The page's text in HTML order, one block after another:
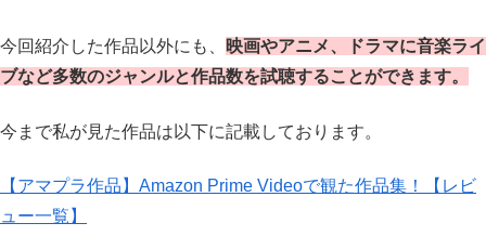
今回紹介した作品以外にも、
映画やアニメ、ドラマに音楽ライ
ブなど多数のジャンルと作品数を試聴することができます。
今まで私が見た作品は以下に記載しております。
【アマプラ作品】Amazon Prime Videoで観た作品集！【レビ
ュー一覧】